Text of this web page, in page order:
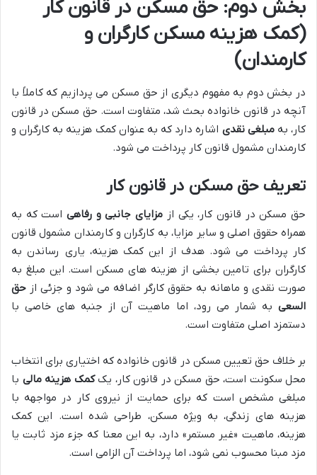
بخش دوم: حق مسکن در قانون کار
(کمک هزینه مسکن کارگران و
کارمندان)
در بخش دوم به مفهوم دیگری از حق مسکن می پردازیم که کاملاً با
آنچه در قانون خانواده بحث شد، متفاوت است. حق مسکن در قانون
کار، بهمبلغی نقدی اشاره دارد که به عنوان کمک هزینه به کارگران و
کارمندان مشمول قانون کار پرداخت می شود.
تعریف حق مسکن در قانون کار
حق مسکن در قانون کار، یکی از مزایای جانبی و رفاهیاست که به
همراه حقوق اصلی و سایر مزایا، به کارگران و کارمندان مشمول قانون
کار پرداخت می شود. هدف از این کمک هزینه، یاری رساندن به
کارگران برای تامین بخشی از هزینه های مسکن است. این مبلغ به
صورت نقدی و ماهانه به حقوق کارگر اضافه می شود و جزئی از حق
السعی به شمار می رود، اما ماهیت آن از جنبه های خاصی با
دستمزد اصلی متفاوت است.
بر خلاف حق تعیین مسکن در قانون خانواده که اختیاری برای انتخاب
محل سکونت است، حق مسکن در قانون کار، یککمک هزینه مالی با
مبلغی مشخص است که برای حمایت از نیروی کار در مواجهه با
هزینه های زندگی، به ویژه مسکن، طراحی شده است. این کمک
هزینه، ماهیت «غیر مستمر» دارد، به این معنا که جزء مزد ثابت یا
مزد مبنا محسوب نمی شود، اما پرداخت آن الزامی است.